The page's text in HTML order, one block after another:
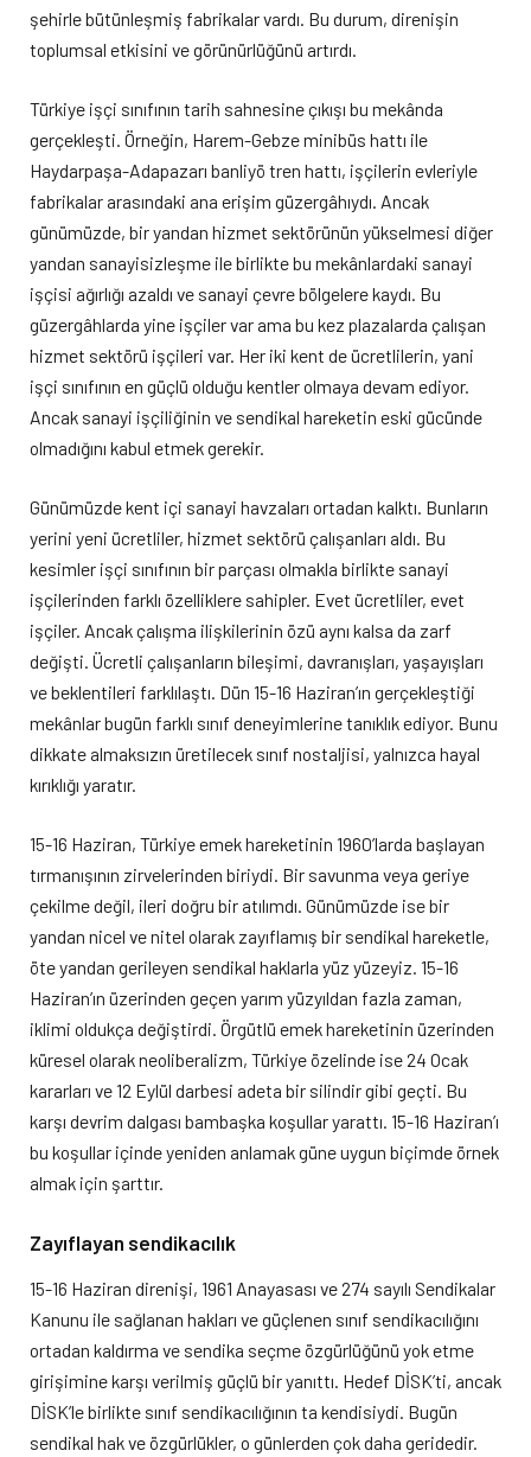
şehirle bütünleşmiş fabrikalar vardı. Bu durum, direnişin
toplumsal etkisini ve görünürlüğünü artırdı.
Türkiye işçi sınıfının tarih sahnesine çıkışı bu mekânda
gerçekleşti. Örneğin, Harem-Gebze minibüs hattı ile
Haydarpaşa-Adapazarı banliyö tren hattı, işçilerin evleriyle
fabrikalar arasındaki ana erişim güzergâhıydı. Ancak
günümüzde, bir yandan hizmet sektörünün yükselmesi diğer
yandan sanayisizleşme ile birlikte bu mekânlardaki sanayi
işçisi ağırlığı azaldı ve sanayi çevre bölgelere kaydı. Bu
güzergâhlarda yine işçiler var ama bu kez plazalarda çalışan
hizmet sektörü işçileri var. Her iki kent de ücretlilerin, yani
işçi sınıfının en güçlü olduğu kentler olmaya devam ediyor.
Ancak sanayi işçiliğinin ve sendikal hareketin eski gücünde
olmadığını kabul etmek gerekir.
Günümüzde kent içi sanayi havzaları ortadan kalktı. Bunların
yerini yeni ücretliler, hizmet sektörü çalışanları aldı. Bu
kesimler işçi sınıfının bir parçası olmakla birlikte sanayi
işçilerinden farklı özelliklere sahipler. Evet ücretliler, evet
işçiler. Ancak çalışma ilişkilerinin özü aynı kalsa da zarf
değişti. Ücretli çalışanların bileşimi, davranışları, yaşayışları
ve beklentileri farklılaştı. Dün 15-16 Haziran’ın gerçekleştiği
mekânlar bugün farklı sınıf deneyimlerine tanıklık ediyor. Bunu
dikkate almaksızın üretilecek sınıf nostaljisi, yalnızca hayal
kırıklığı yaratır.
15-16 Haziran, Türkiye emek hareketinin 1960’larda başlayan
tırmanışının zirvelerinden biriydi. Bir savunma veya geriye
çekilme değil, ileri doğru bir atılımdı. Günümüzde ise bir
yandan nicel ve nitel olarak zayıflamış bir sendikal hareketle,
öte yandan gerileyen sendikal haklarla yüz yüzeyiz. 15-16
Haziran’ın üzerinden geçen yarım yüzyıldan fazla zaman,
iklimi oldukça değiştirdi. Örgütlü emek hareketinin üzerinden
küresel olarak neoliberalizm, Türkiye özelinde ise 24 Ocak
kararları ve 12 Eylül darbesi adeta bir silindir gibi geçti. Bu
karşı devrim dalgası bambaşka koşullar yarattı. 15-16 Haziran’ı
bu koşullar içinde yeniden anlamak güne uygun biçimde örnek
almak için şarttır.
Zayıflayan sendikacılık
15-16 Haziran direnişi, 1961 Anayasası ve 274 sayılı Sendikalar
Kanunu ile sağlanan hakları ve güçlenen sınıf sendikacılığını
ortadan kaldırma ve sendika seçme özgürlüğünü yok etme
girişimine karşı verilmiş güçlü bir yanıttı. Hedef DİSK’ti, ancak
DİSK’le birlikte sınıf sendikacılığının ta kendisiydi. Bugün
sendikal hak ve özgürlükler, o günlerden çok daha geridedir.